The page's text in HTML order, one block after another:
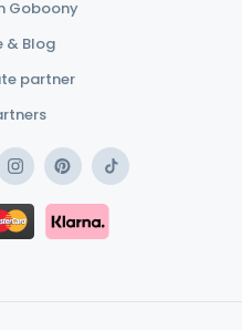
Goboony
& Blog
partner
InstagramPinterestTikTok
Payment Card
Safe Payment Klarna